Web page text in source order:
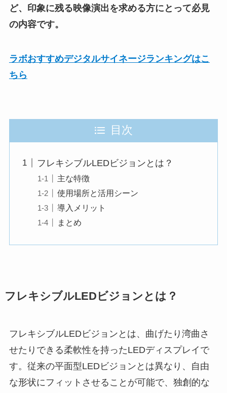
ど、印象に残る映像演出を求める方にとって必見
の内容です。
ラボおすすめデジタルサイネージランキングはこ
ちら
目次
フレキシブルLEDビジョンとは？
主な特徴
使用場所と活用シーン
導入メリット
まとめ
フレキシブルLEDビジョンとは？
フレキシブルLEDビジョンとは、曲げたり湾曲さ
せたりできる柔軟性を持ったLEDディスプレイで
す。従来の平面型LEDビジョンとは異なり、自由
な形状にフィットさせることが可能で、独創的な